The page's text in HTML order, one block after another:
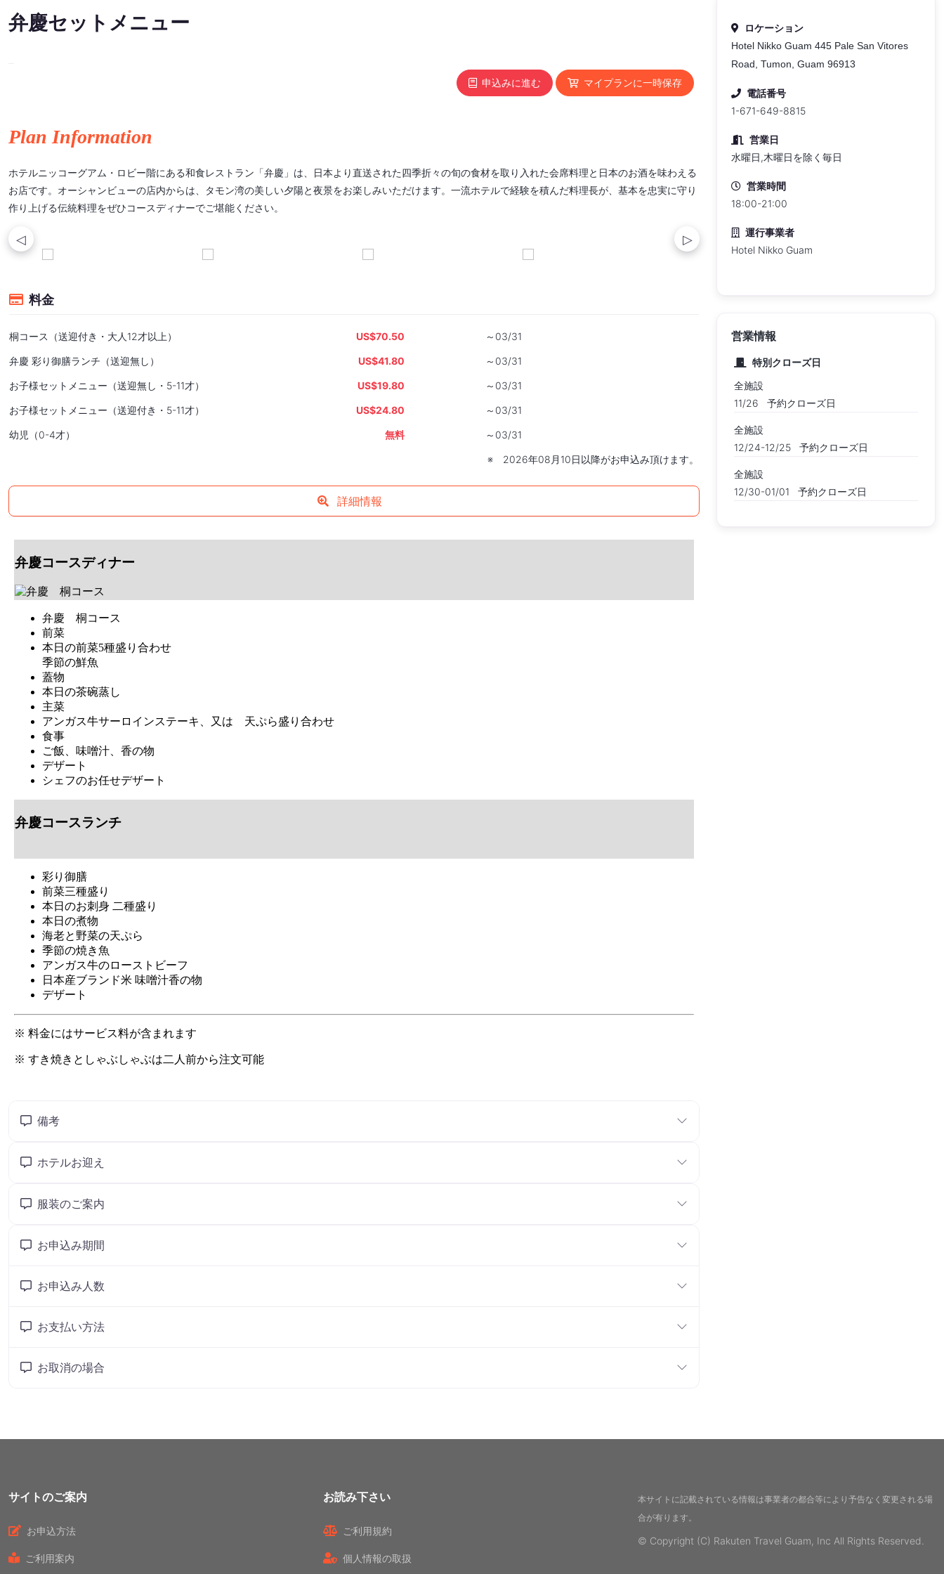
弁慶セットメニュー
申込みに進む マイプランに一時保存
Plan Information
ホテルニッコーグアム・ロビー階にある和食レストラン「弁慶」は、日本より直送された四季折々の旬の食材を取り入れた会席料理と日本のお酒を味わえる
お店です。オーシャンビューの店内からは、タモン湾の美しい夕陽と夜景をお楽しみいただけます。一流ホテルで経験を積んだ料理長が、基本を忠実に守り
作り上げる伝統料理をぜひコースディナーでご堪能ください。
料金
桐コース（送迎付き・大人12才以上） US$70.50 ～03/31
弁慶 彩り御膳ランチ（送迎無し） US$41.80 ～03/31
お子様セットメニュー（送迎無し・5-11才） US$19.80 ～03/31
お子様セットメニュー（送迎付き・5-11才） US$24.80 ～03/31
幼児（0-4才） 無料 ～03/31
※ 2026年08月10日以降がお申込み頂けます。
詳細情報
備考
ホテルお迎え
服装のご案内
お申込み期間
お申込み人数
お支払い方法
お取消の場合
ロケーション
Hotel Nikko Guam 445 Pale San Vitores
Road, Tumon, Guam 96913
電話番号
1-671-649-8815
営業日
水曜日,木曜日を除く毎日
営業時間
18:00-21:00
運行事業者
Hotel Nikko Guam
営業情報
特別クローズ日
全施設
11/26
予約クローズ日
全施設
12/24-12/25
予約クローズ日
全施設
12/30-01/01
予約クローズ日
サイトのご案内
お申込方法
ご利用案内
お読み下さい
ご利用規約
個人情報の取扱
本サイトに記載されている情報は事業者の都合等により予告なく変更される場
合が有ります。
© Copyright (C) Rakuten Travel Guam, Inc All Rights Reserved.